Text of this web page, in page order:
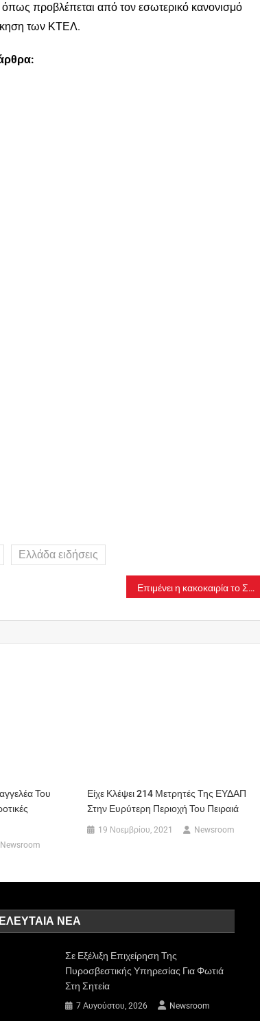
προβλέπεται από τον εσωτερικό κανονισμό
των ΚΤΕΛ.
Ελλάδα ειδήσεις
Επιμένει η κακοκαιρία το Σαββατοκύριακο – Πού θα σημειωθούν έντονες βροχές και καταιγίδες
Του
Newsroom
Είχε Κλέψει 214 Μετρητές Της ΕΥΔΑΠ
Στην Ευρύτερη Περιοχή Του Πειραιά
19 Νοεμβρίου, 2021 Newsroom
ΝΈΑ
Σε Εξέλιξη Επιχείρηση Της
Πυροσβεστικής Υπηρεσίας Για Φωτιά
Στη Σητεία
7 Αυγούστου, 2026 Newsroom